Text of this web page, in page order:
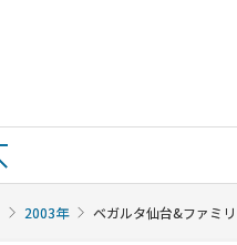
2003年 ベガルタ仙台&ファミ